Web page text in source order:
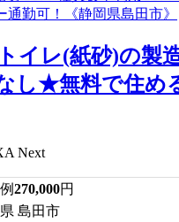
イレ(紙砂)の製
し★無料で住め
Next
270,000円
島田市